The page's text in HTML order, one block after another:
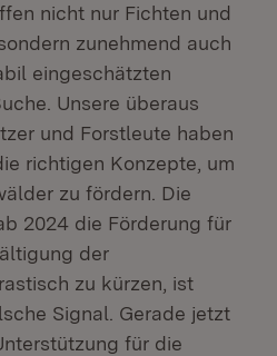
nicht nur Fichten und
zunehmend auch
eingeschätzten
Unsere überaus
und Forstleute haben
richtigen Konzepte, um
zu fördern. Die
2024 die Förderung für
der
zu kürzen, ist
Signal. Gerade jetzt
für die